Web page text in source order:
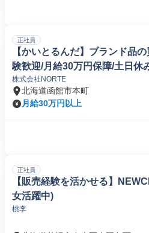
正社員
【かいとるんだ】ブランド品
験歓迎/月給30万円保障/土日休
株式会社NORTE
北海道函館市本町
月給30万円以上
正社員
【販売経験を活かせる】
女活躍中)
桃李